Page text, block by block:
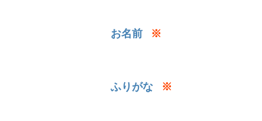
お名前 ※
ふりがな ※